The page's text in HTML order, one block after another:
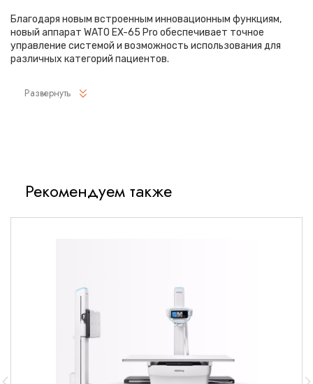
Благодаря новым встроенным инновационным функциям,
новый аппарат WATO EX-65 Pro обеспечивает точное
управление системой и возможность использования для
различных категорий пациентов.
интеллектуальное управление аварийными сигналами с
Монитор высокого разрешения с диагональю 15,1 дюймов и
интуитивным сенсорным пользовательским интерфейсом.
Многофункциональная анестезиологическая рабочая
Благодаря оптимизатору, становится возможным
уменьшение потока, а это помогает сократить расход
анестетика. Использование более долговечных датчиков
Развернуть
Рекомендуем также